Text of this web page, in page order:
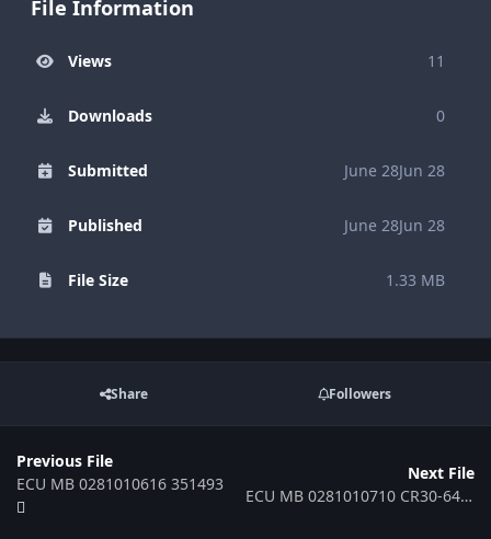
File Information
Views 11
Downloads 0
Submitted June 28Jun 28
Published June 28Jun 28
File Size 1.33 MB
Share Followers
Previous File
ECU MB 0281010616 351493
Next File
ECU MB 0281010710 CR30-647-D2M2-211WA-130kW-ME-3503x008 369280